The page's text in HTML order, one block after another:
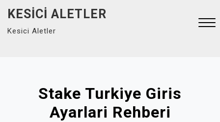
content
KESICI ALETLER
Kesici Aletler
Stake Turkiye Giris
Ayarlari Rehberi